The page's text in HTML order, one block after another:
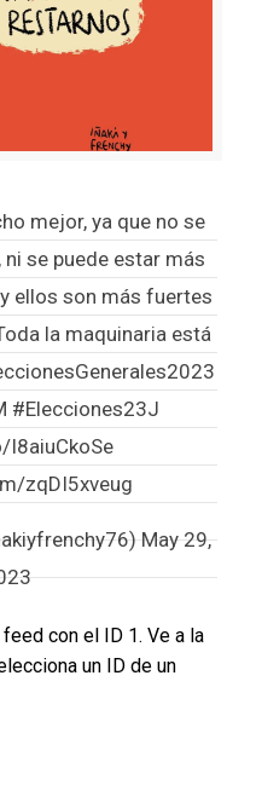
mejor, ya que no se
se puede estar más
ellos son más fuertes
la maquinaria está
#Elecciones23J
zqDI5xveug
May 29,
con el ID 1. Ve a la
un ID de un